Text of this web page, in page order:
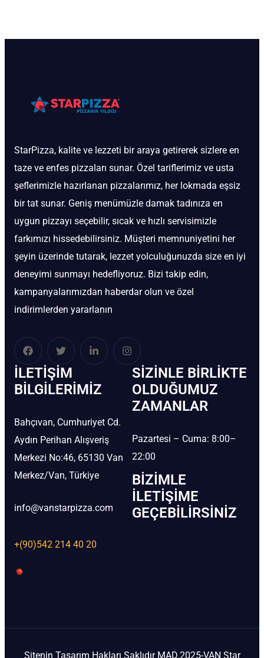
StarPizza, kalite ve lezzeti bir araya getirerek sizlere en
taze ve enfes pizzaları sunar. Özel tariflerimiz ve usta
şeflerimizle hazırlanan pizzalarımız, her lokmada eşsiz
bir tat sunar. Geniş menümüzle damak tadınıza en
uygun pizzayı seçebilir, sıcak ve hızlı servisimizle
farkımızı hissedebilirsiniz. Müşteri memnuniyetini her
şeyin üzerinde tutarak, lezzet yolculuğunuzda size en iyi
deneyimi sunmayı hedefliyoruz. Bizi takip edin,
kampanyalarımızdan haberdar olun ve özel
indirimlerden yararlanın
İLETIŞIM
BİLGILERIMIZ
Bahçıvan, Cumhuriyet Cd.
Aydın Perihan Alışveriş
Merkezi No:46, 65130 Van
Merkez/Van, Türkiye
info@vanstarpizza.com
+(90)542 214 40 20
SIZINLE BIRLIKTE
OLDUĞUMUZ
ZAMANLAR
Pazartesi – Cuma: 8:00–
22:00
BIZIMLE
İLETIŞIME
GEÇEBILIRSINIZ
Sitenin Tasarım Hakları Saklıdır MAD.2025-VAN Star